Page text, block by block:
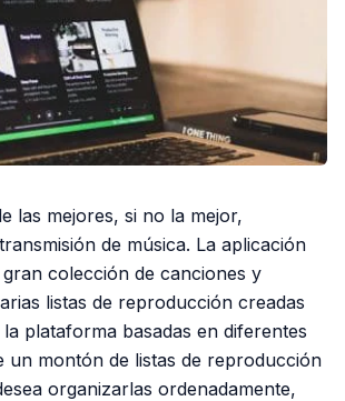
las mejores, si no la mejor,
de música. La aplicación
colección de canciones y
listas de reproducción creadas
plataforma basadas en diferentes
un montón de listas de reproducción
organizarlas ordenadamente,